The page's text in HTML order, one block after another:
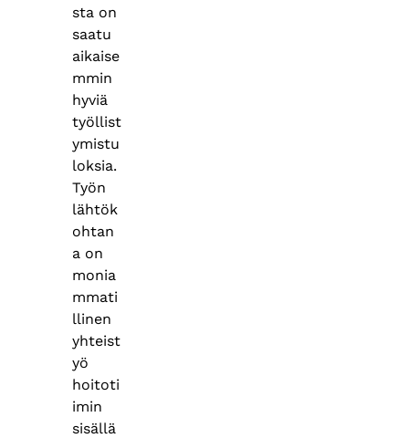
sta on
saatu
aikaise
mmin
hyviä
työllist
ymistu
loksia.
Työn
lähtök
ohtan
a on
monia
mmati
llinen
yhteist
yö
hoitoti
imin
sisällä